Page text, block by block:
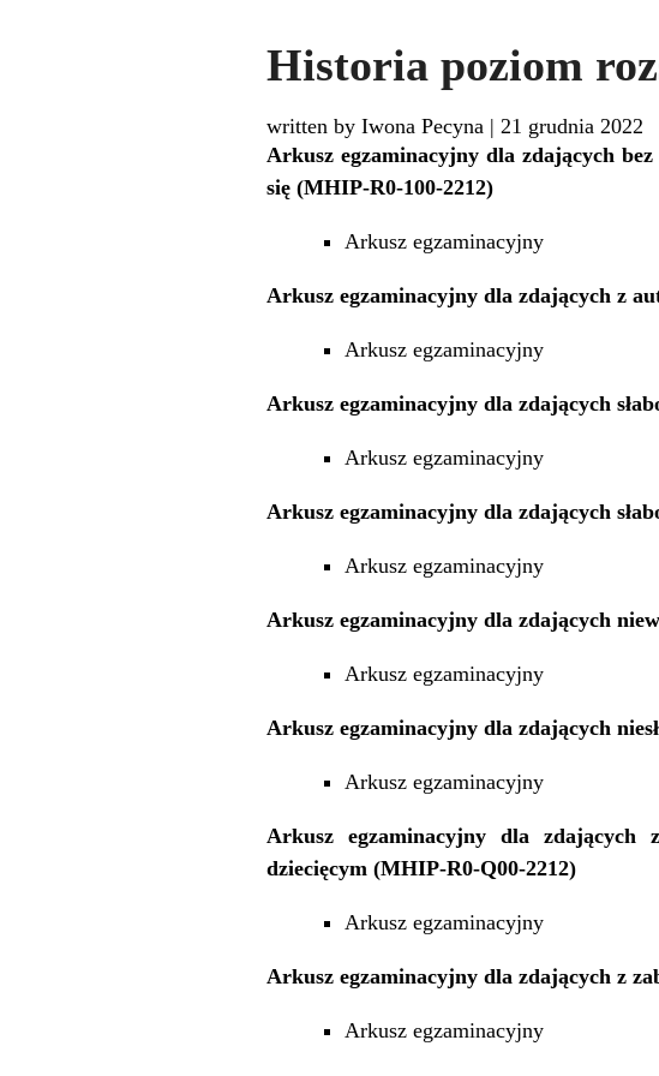
Historia poziom
written by Iwona Pecyna | 21 grudnia 2022
Arkusz egzaminacyjny dla zdających
się (MHIP-R0-100-2212)
Arkusz egzaminacyjny
Arkusz egzaminacyjny dla zdających z
Arkusz egzaminacyjny
Arkusz egzaminacyjny dla zdających
Arkusz egzaminacyjny
Arkusz egzaminacyjny dla zdających
Arkusz egzaminacyjny
Arkusz egzaminacyjny dla zdających
Arkusz egzaminacyjny
Arkusz egzaminacyjny dla zdających
Arkusz egzaminacyjny
Arkusz egzaminacyjny dla zdających
dziecięcym (MHIP-R0-Q00-2212)
Arkusz egzaminacyjny
Arkusz egzaminacyjny dla zdających z
Arkusz egzaminacyjny